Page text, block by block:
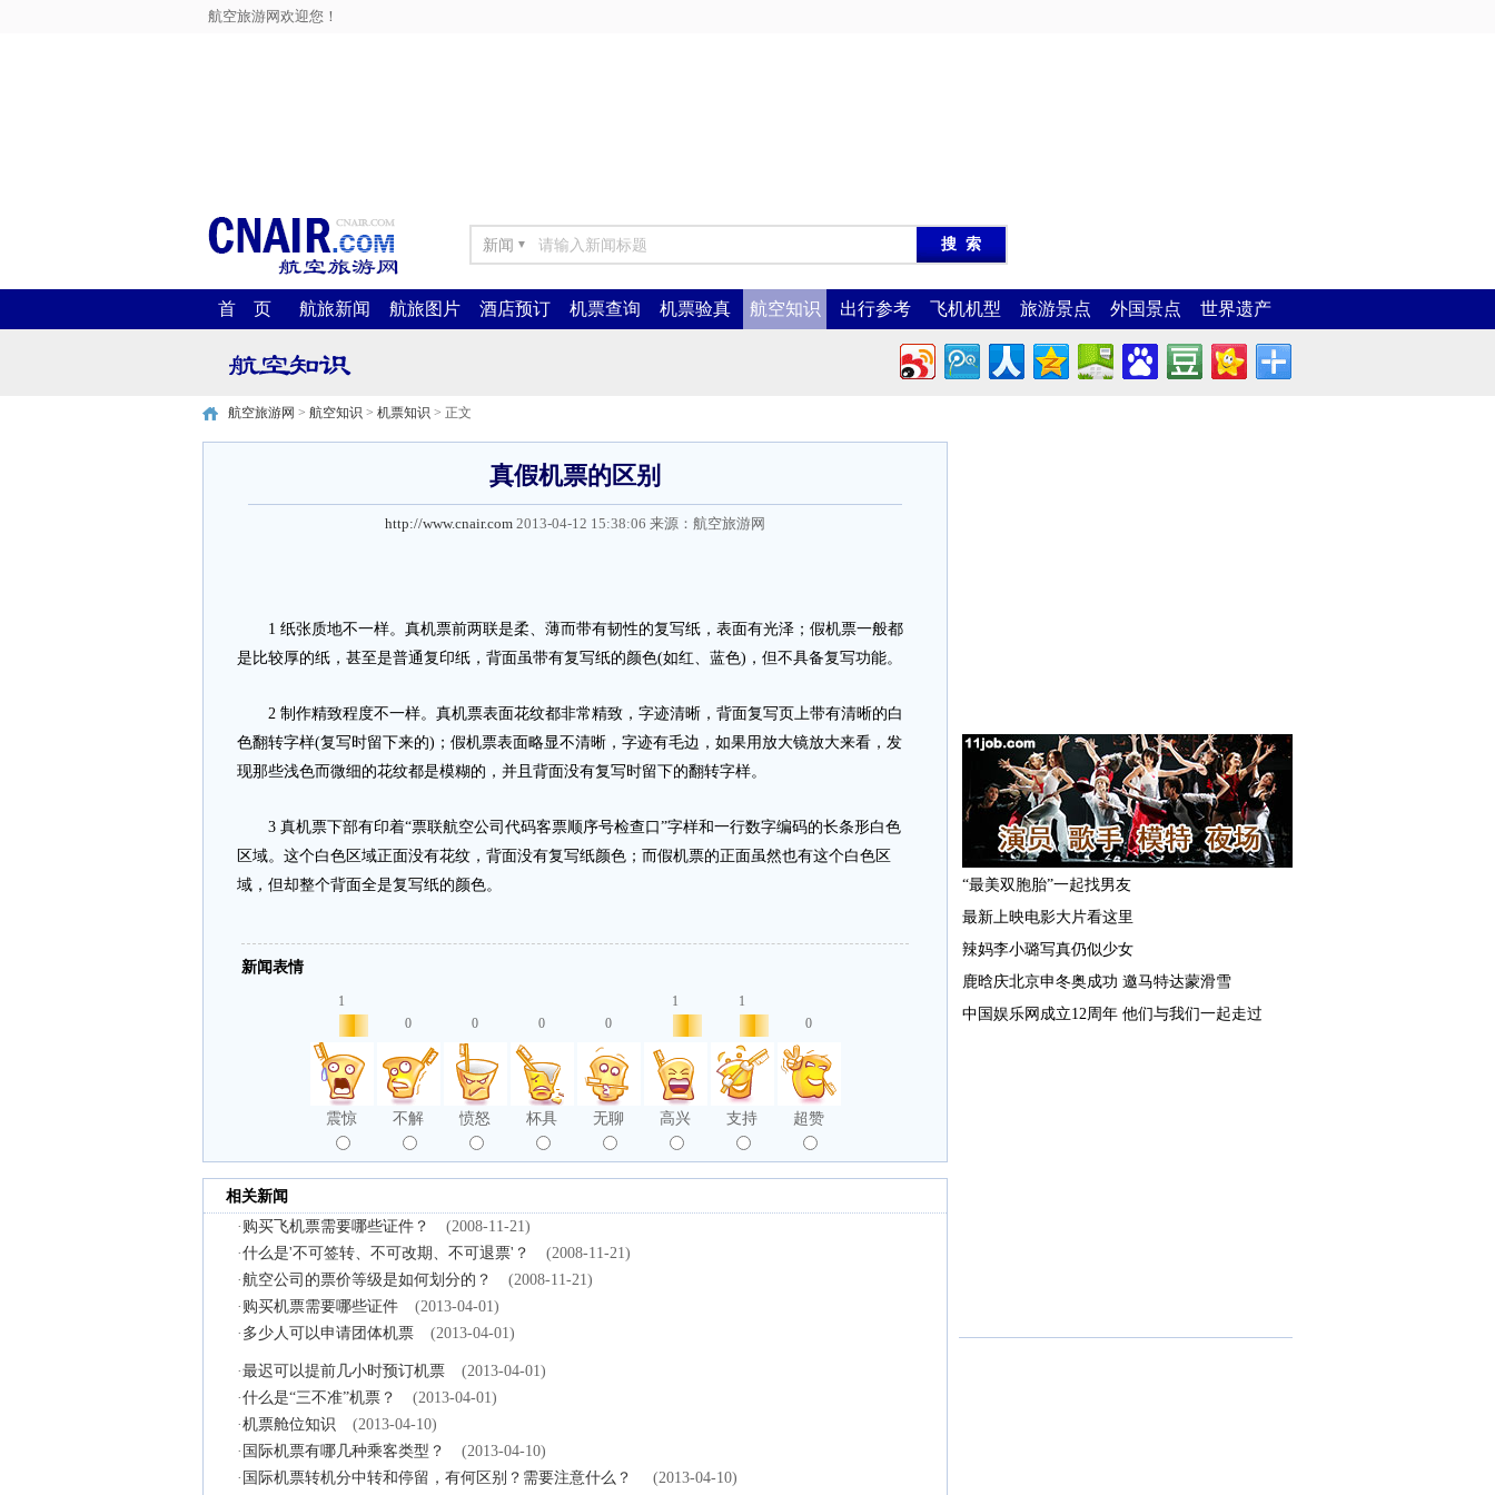
航空旅游网欢迎您！
新闻 ▼
首 页 航旅新闻 航旅图片 酒店预订 机票查询 机票验真 航空知识 出行参考 飞机机型 旅游景点 外国景点 世界遗产
航空旅游网 > 航空知识 > 机票知识 > 正文
真假机票的区别
http://www.cnair.com 2013-04-12 15:38:06 来源： 航空旅游网
1 纸张质地不一样。真机票前两联是柔、薄而带有韧性的复写纸，表面有光泽；假机票一般都
是比较厚的纸，甚至是普通复印纸，背面虽带有复写纸的颜色(如红、蓝色)，但不具备复写功能。
2 制作精致程度不一样。真机票表面花纹都非常精致，字迹清晰，背面复写页上带有清晰的白
色翻转字样(复写时留下来的)；假机票表面略显不清晰，字迹有毛边，如果用放大镜放大来看，发
现那些浅色而微细的花纹都是模糊的，并且背面没有复写时留下的翻转字样。
3 真机票下部有印着“票联航空公司代码客票顺序号检查口”字样和一行数字编码的长条形白色
区域。这个白色区域正面没有花纹，背面没有复写纸颜色；而假机票的正面虽然也有这个白色区
域，但却整个背面全是复写纸的颜色。
新闻表情
1
震惊
0
不解
0
愤怒
0
杯具
0
无聊
1
高兴
1
支持
0
超赞
相关新闻
· 购买飞机票需要哪些证件？
(2008-11-21)
·什么是'不可签转、不可改期、不可退票'？
(2008-11-21)
·航空公司的票价等级是如何划分的？
(2008-11-21)
· 购买机票需要哪些证件
(2013-04-01)
· 多少人可以申请团体机票 (2013-04-01)
·最迟可以提前几小时预订机票
(2013-04-01)
·什么是“三不准”机票？
(2013-04-01)
·机票舱位知识
(2013-04-10)
· 国际机票有哪几种乘客类型？
(2013-04-10)
· 国际机票转机分中转和停留，有何区别？需要注意什么？ (2013-04-10)